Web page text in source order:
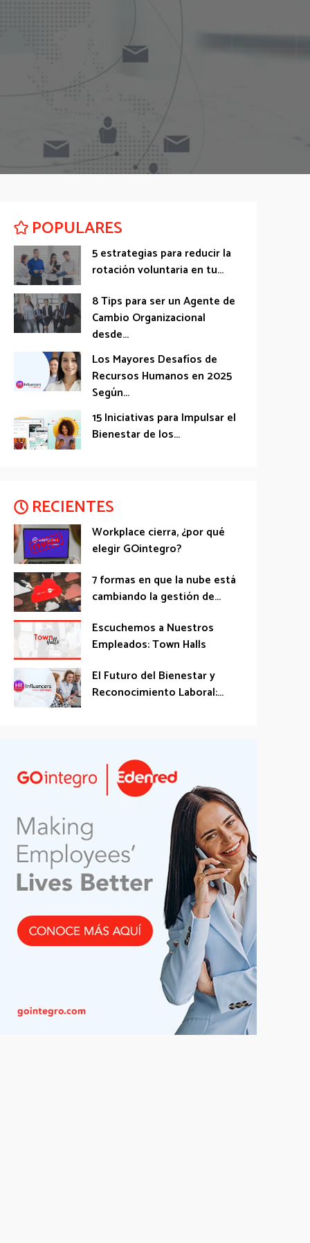
POPULARES
5 estrategias para reducir la
rotación voluntaria en tu...
8 Tips para ser un Agente de
Cambio Organizacional
desde...
Los Mayores Desafíos de
Recursos Humanos en 2025
Según...
15 Iniciativas para Impulsar el
Bienestar de los...
RECIENTES
Workplace cierra, ¿por qué
elegir GOintegro?
7 formas en que la nube está
cambiando la gestión de...
Escuchemos a Nuestros
Empleados: Town Halls
El Futuro del Bienestar y
Reconocimiento Laboral:...